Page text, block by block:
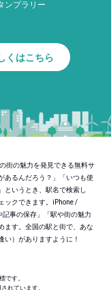
ンプラリー
くはこちら
街の魅力を発見できる無料サ
あるんだろう？」「いつも使
というとき、駅名で検索し
ックできます。iPhone /
事の保存」「駅や街の魅力
ます。全国の駅と街で、あな
い）がありますように！
です。
れています。